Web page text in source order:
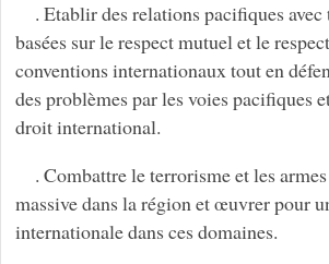
. Etablir des relations pacifiques avec
basées sur le respect mutuel et le
conventions internationaux tout en
des problèmes par les voies pacifiques
droit international.
. Combattre le terrorisme et les
massive dans la région et œuvrer pour
internationale dans ces domaines.